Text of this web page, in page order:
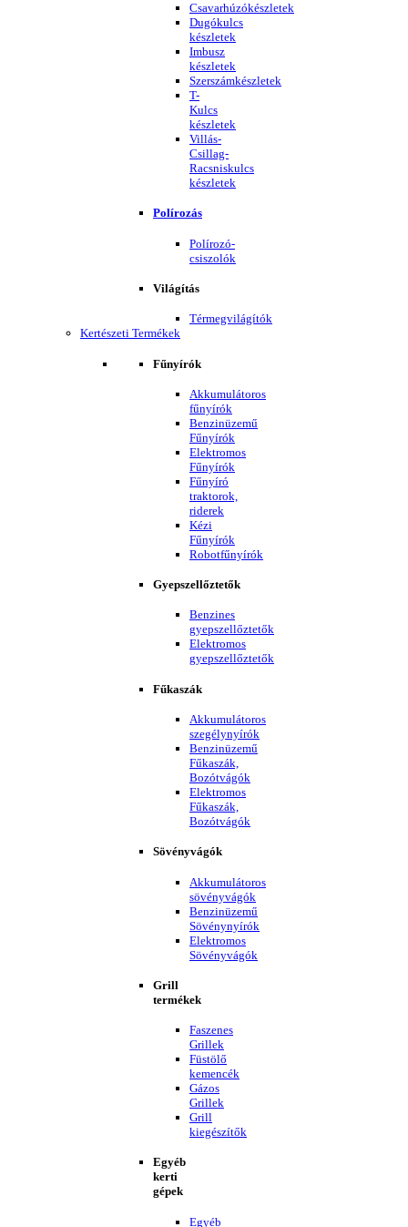
Csavarhúzókészletek
Dugókulcs
készletek
Imbusz
készletek
Szerszámkészletek
T-
Kulcs
készletek
Villás-
Csillag-
Racsniskulcs
készletek
Polírozás
Polírozó-
csiszolók
Világítás
Térmegvilágítók
Kertészeti Termékek
Fűnyírók
Akkumulátoros
fűnyírók
Benzinüzemű
Fűnyírók
Elektromos
Fűnyírók
Fűnyíró
traktorok,
riderek
Kézi
Fűnyírók
Robotfűnyírók
Gyepszellőztetők
Benzines
gyepszellőztetők
Elektromos
gyepszellőztetők
Fűkaszák
Akkumulátoros
szegélynyírók
Benzinüzemű
Fűkaszák,
Bozótvágók
Elektromos
Fűkaszák,
Bozótvágók
Sövényvágók
Akkumulátoros
sövényvágók
Benzinüzemű
Sövénynyírók
Elektromos
Sövényvágók
Grill
termékek
Faszenes
Grillek
Füstölő
kemencék
Gázos
Grillek
Grill
kiegészítők
Egyéb
kerti
gépek
Egyéb